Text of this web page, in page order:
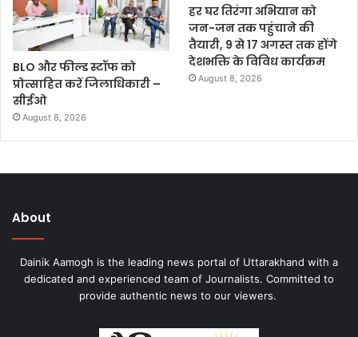
BLO और फील्ड स्टॉफ को
प्रोत्साहित करें जिलाधिकारी –
सीईओ
August 8, 2026
हर घर तिरंगा अभियान को
जन-जन तक पहुंचाने की
तैयारी, 9 से 17 अगस्त तक होंगे
देशभक्ति के विविध कार्यक्रम
August 8, 2026
About
Dainik Aamogh is the leading news portal of Uttarakhand with a
dedicated and experienced team of Journalists. Committed to
provide authentic news to our viewers.